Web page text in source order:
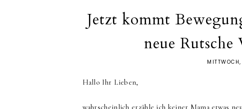
Jetzt kommt
neue
Hallo Ihr Lieben,
wahrscheinlich erzähle ich keiner Mama etwas